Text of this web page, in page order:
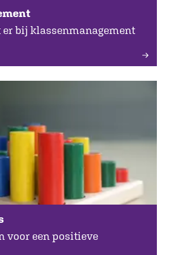
er bij klassenmanagement
voor een positieve